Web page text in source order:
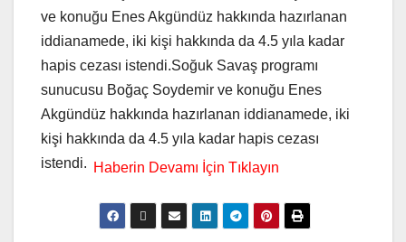
ve konuğu Enes Akgündüz hakkında hazırlanan
iddianamede, iki kişi hakkında da 4.5 yıla kadar
hapis cezası istendi.Soğuk Savaş programı
sunucusu Boğaç Soydemir ve konuğu Enes
Akgündüz hakkında hazırlanan iddianamede, iki
kişi hakkında da 4.5 yıla kadar hapis cezası
istendi.